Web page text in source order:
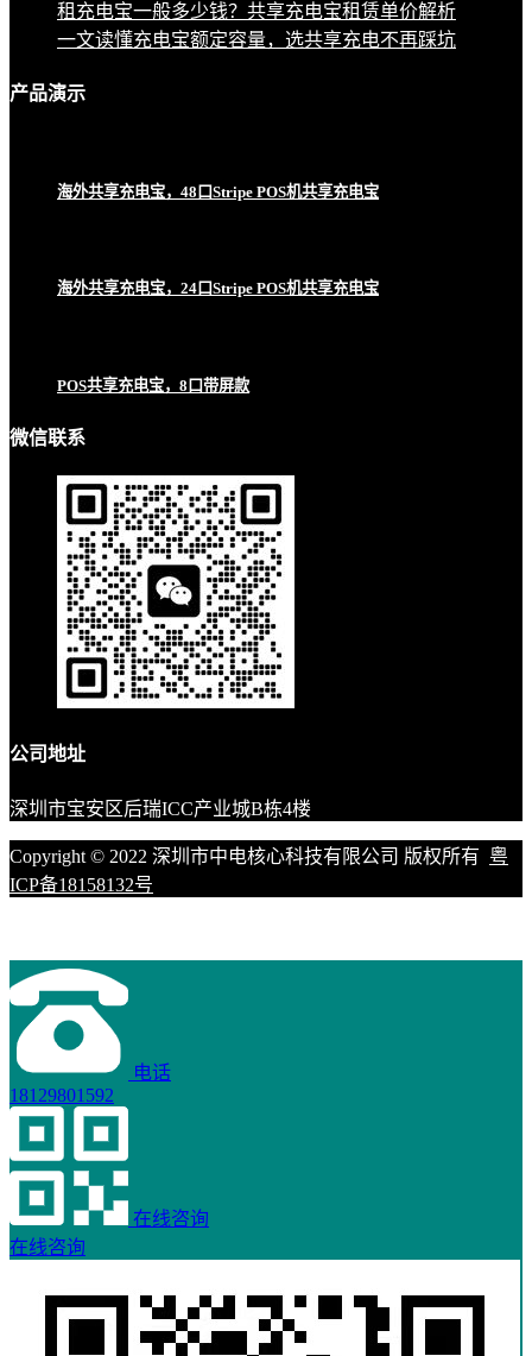
租充电宝一般多少钱？共享充电宝租赁单价解析
一文读懂充电宝额定容量，选共享充电不再踩坑
产品演示
海外共享充电宝，48口Stripe POS机共享充电宝
海外共享充电宝，24口Stripe POS机共享充电宝
POS共享充电宝，8口带屏款
微信联系
公司地址
深圳市宝安区后瑞ICC产业城B栋4楼
Copyright © 2022 深圳市中电核心科技有限公司 版权所有 粤
ICP备18158132号
电话
18129801592
在线咨询
在线咨询